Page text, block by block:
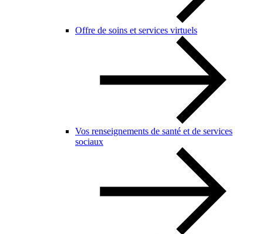
Offre de soins et services virtuels
Vos renseignements de santé et de services
sociaux